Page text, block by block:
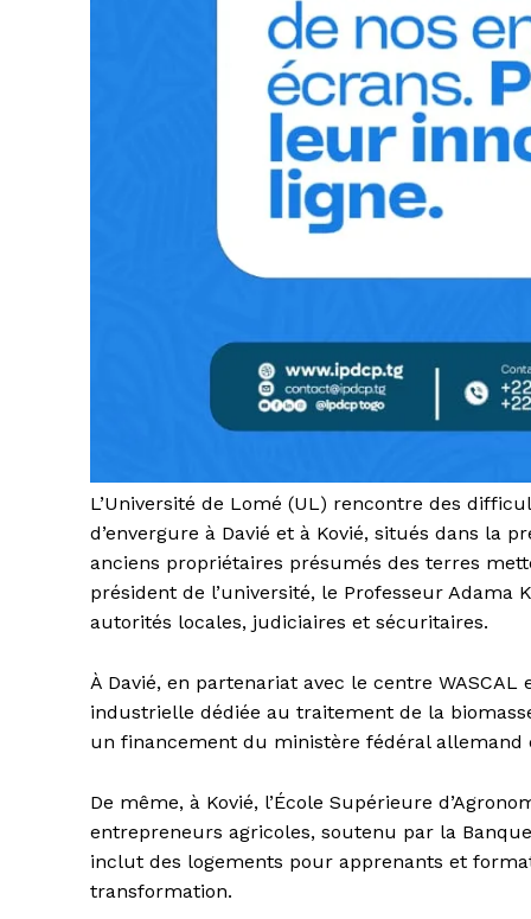
L’Université de Lomé (UL) rencontre des
d’envergure à Davié et à Kovié, situés dans la
anciens propriétaires présumés des terres
président de l’université, le Professeur
autorités locales, judiciaires et sécuritaires.
À Davié, en partenariat avec le centre
industrielle dédiée au traitement de la
un financement du ministère fédéral allemand
De même, à Kovié, l’École Supérieure
entrepreneurs agricoles, soutenu par la
inclut des logements pour apprenants et
transformation.